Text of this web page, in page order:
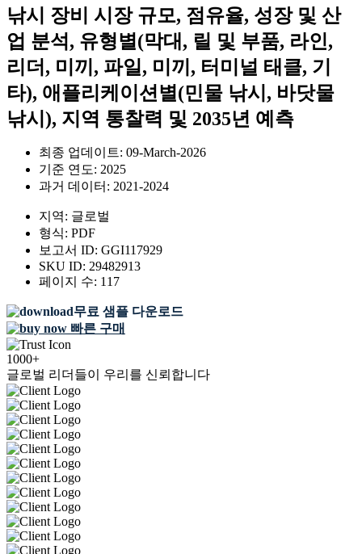
낚시 장비 시장 규모, 점유율, 성장 및 산
업 분석, 유형별(막대, 릴 및 부품, 라인,
리더, 미끼, 파일, 미끼, 터미널 태클, 기
타), 애플리케이션별(민물 낚시, 바닷물
낚시), 지역 통찰력 및 2035년 예측
최종 업데이트: 09-March-2026
기준 연도: 2025
과거 데이터: 2021-2024
지역: 글로벌
형식: PDF
보고서 ID: GGI117929
SKU ID: 29482913
페이지 수: 117
무료 샘플 다운로드
빠른 구매
1000+
글로벌 리더들이 우리를 신뢰합니다